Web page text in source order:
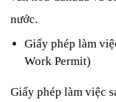
nước.
Giấy phép làm
Work Permit)
Giấy phép làm việc